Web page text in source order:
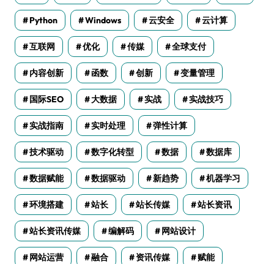
Python Windows 云安全 云计算
互联网 优化 传媒 全球支付
内容创新 函数 创新 变量管理
国际SEO 大数据 实战 实战技巧
实战指南 实时处理 弹性计算
技术驱动 数字化转型 数据 数据库
数据赋能 数据驱动 新趋势 机器学习
环境搭建 站长 站长传媒 站长资讯
站长资讯传媒 编解码 网站设计
网站运营 融合 资讯传媒 赋能